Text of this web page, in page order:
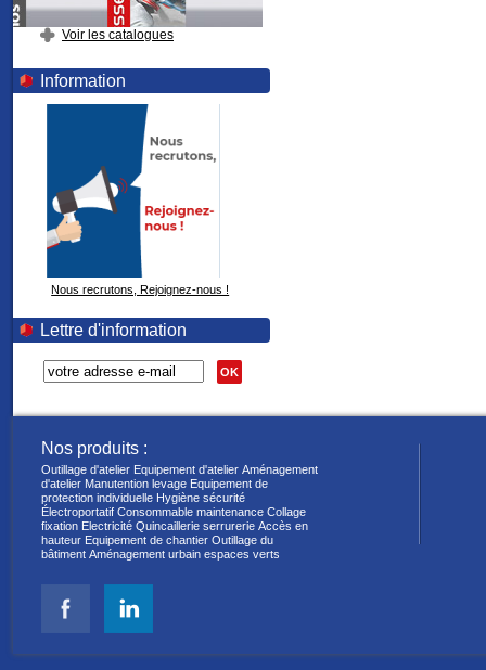
Voir les catalogues
Information
Nous recrutons, Rejoignez-nous !
Lettre d'information
OK
Nos produits :
Outillage d'atelier Equipement d'atelier Aménagement
d'atelier Manutention levage Equipement de
protection individuelle Hygiène sécurité
Électroportatif Consommable maintenance Collage
fixation Electricité Quincaillerie serrurerie Accès en
hauteur Equipement de chantier Outillage du
bâtiment Aménagement urbain espaces verts